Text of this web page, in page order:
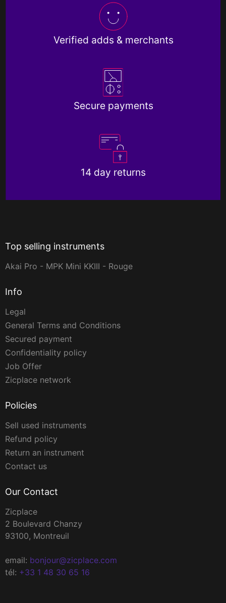
Verified adds & merchants
Secure payments
14 day returns
Top selling instruments
Akai Pro - MPK Mini KKIII - Rouge
Info
Legal
General Terms and Conditions
Secured payment
Confidentiality policy
Job Offer
Zicplace network
Policies
Sell used instruments
Refund policy
Return an instrument
Contact us
Our Contact
Zicplace
2 Boulevard Chanzy
93100, Montreuil
email: bonjour@zicplace.com
tél: +33 1 48 30 65 16